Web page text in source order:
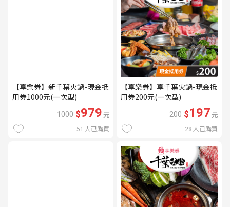
【享樂券】新千葉火鍋-現金抵
用券1000元(一次型)
1000 $979元
51 人已購買
【享樂券】享千葉火鍋-現金抵
用券200元(一次型)
200 $197元
28 人已購買